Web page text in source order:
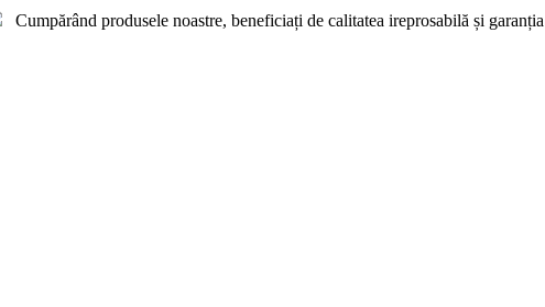
Cumpărând produsele noastre, beneficiați de calitatea ireprosabilă și